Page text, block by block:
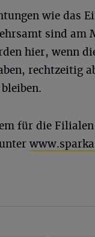
wie das
sind am
hier, wenn
rechtzeitig
für die